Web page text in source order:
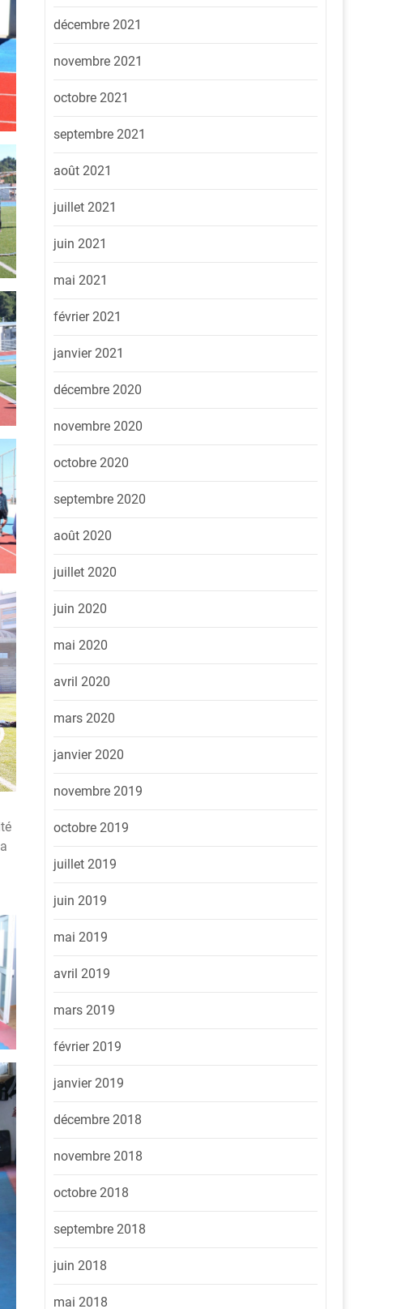
décembre 2021
novembre 2021
octobre 2021
septembre 2021
août 2021
juillet 2021
juin 2021
mai 2021
février 2021
janvier 2021
décembre 2020
novembre 2020
octobre 2020
septembre 2020
août 2020
juillet 2020
juin 2020
mai 2020
avril 2020
mars 2020
janvier 2020
novembre 2019
octobre 2019
juillet 2019
juin 2019
mai 2019
avril 2019
mars 2019
février 2019
janvier 2019
décembre 2018
novembre 2018
octobre 2018
septembre 2018
juin 2018
mai 2018